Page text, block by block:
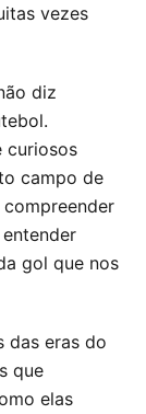
vezes
diz
curiosos
campo de
gol que nos
das eras do
que
elas